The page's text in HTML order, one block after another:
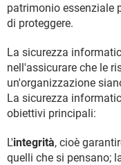
patrimonio essenziale
di proteggere.
La sicurezza
nell'assicurare che le
un'organizzazione
La sicurezza
obiettivi principali:
L'integrità, cioè
quelli che si pensano;